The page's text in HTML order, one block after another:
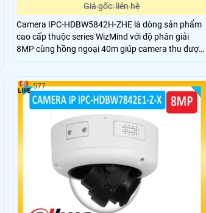
Giá gốc: liên hệ
Camera IPC-HDBW5842H-ZHE là dòng sản phẩm
cao cấp thuộc series WizMind với độ phân giải
8MP cùng hồng ngoại 40m giúp camera thu được
hình ảnh ổn định, sắc nét. Camera được trang bị
âm thanh, IVS và đếm người.....mang lại hiệu suất
bảo vệ an ninh tốt hơn.
577